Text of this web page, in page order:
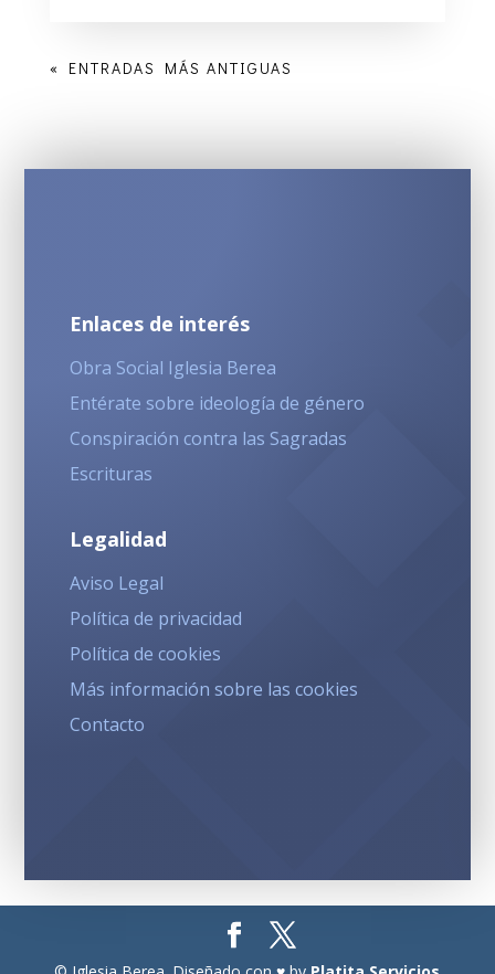
« ENTRADAS MÁS ANTIGUAS
Enlaces de interés
Obra Social Iglesia Berea
Entérate sobre ideología de género
Conspiración contra las Sagradas
Escrituras
Legalidad
Aviso Legal
Política de privacidad
Política de cookies
Más información sobre las cookies
Contacto